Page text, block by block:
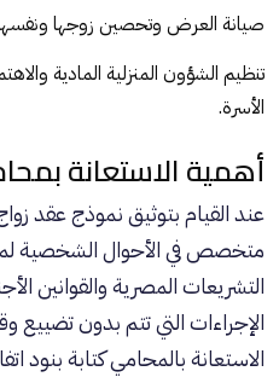
صيانة العرض وتحصين زوجها ونفسها
تنظيم الشؤون المنزلية المادية
الأسرة.
أهمية الاستعانة
عند القيام بتوثيق نموذج عقد
متخصص في الأحوال الشخصية
التشريعات المصرية والقوانين
الإجراءات التي تتم بدون
الاستعانة بالمحامي كتابة